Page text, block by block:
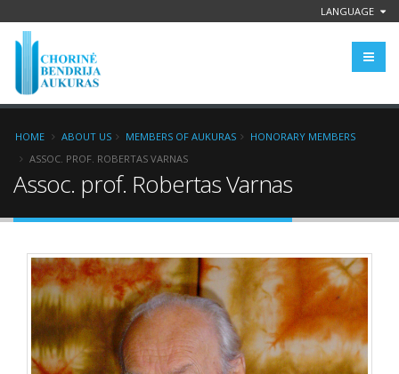
LANGUAGE
HOME ABOUT US MEMBERS OF AUKURAS
HONORARY MEMBERS
ASSOC. PROF. ROBERTAS VARNAS
Assoc. prof. Robertas Varnas